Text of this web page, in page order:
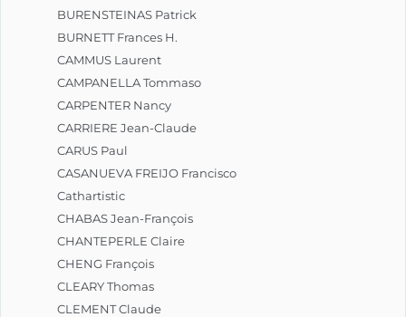
BURENSTEINAS Patrick
BURNETT Frances H.
CAMMUS Laurent
CAMPANELLA Tommaso
CARPENTER Nancy
CARRIERE Jean-Claude
CARUS Paul
CASANUEVA FREIJO Francisco
Cathartistic
CHABAS Jean-François
CHANTEPERLE Claire
CHENG François
CLEARY Thomas
CLEMENT Claude